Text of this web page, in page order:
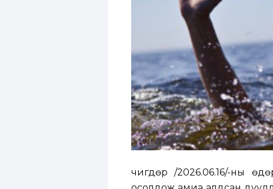
Өчигдөр /2026.06.16/-ны